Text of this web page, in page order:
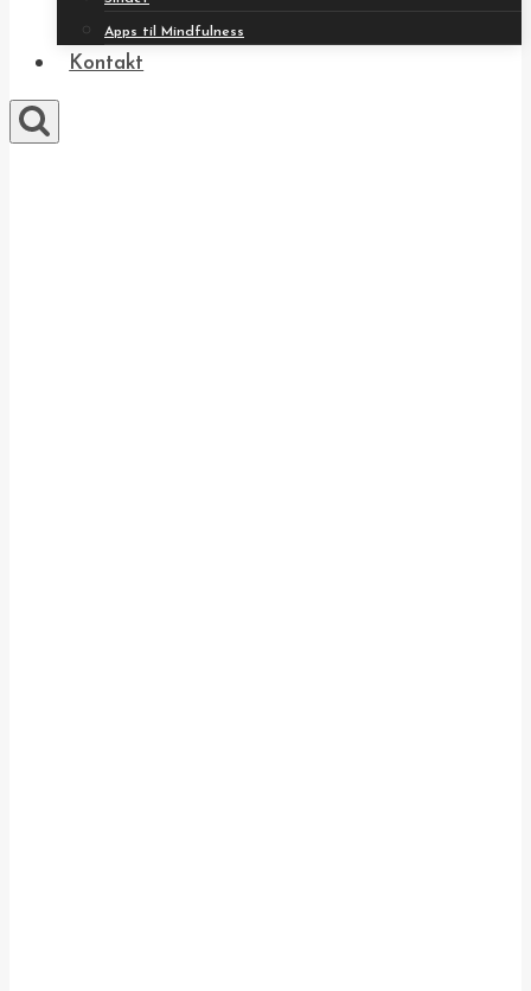
Apps til Mindfulness
Kontakt